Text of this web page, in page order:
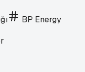
BP Energy